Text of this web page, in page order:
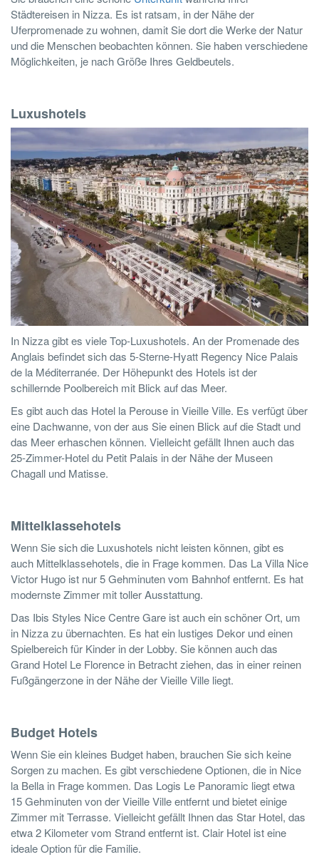
Städtereisen in Nizza. Es ist ratsam, in der Nähe der
Uferpromenade zu wohnen, damit Sie dort die Werke der Natur
und die Menschen beobachten können. Sie haben verschiedene
Möglichkeiten, je nach Größe Ihres Geldbeutels.
Luxushotels
In Nizza gibt es viele Top-Luxushotels. An der Promenade des
Anglais befindet sich das 5-Sterne-Hyatt Regency Nice Palais
de la Méditerranée. Der Höhepunkt des Hotels ist der
schillernde Poolbereich mit Blick auf das Meer.
Es gibt auch das Hotel la Perouse in Vieille Ville. Es verfügt über
eine Dachwanne, von der aus Sie einen Blick auf die Stadt und
das Meer erhaschen können. Vielleicht gefällt Ihnen auch das
25-Zimmer-Hotel du Petit Palais in der Nähe der Museen
Chagall und Matisse.
Mittelklassehotels
Wenn Sie sich die Luxushotels nicht leisten können, gibt es
auch Mittelklassehotels, die in Frage kommen. Das La Villa Nice
Victor Hugo ist nur 5 Gehminuten vom Bahnhof entfernt. Es hat
modernste Zimmer mit toller Ausstattung.
Das Ibis Styles Nice Centre Gare ist auch ein schöner Ort, um
in Nizza zu übernachten. Es hat ein lustiges Dekor und einen
Spielbereich für Kinder in der Lobby. Sie können auch das
Grand Hotel Le Florence in Betracht ziehen, das in einer reinen
Fußgängerzone in der Nähe der Vieille Ville liegt.
Budget Hotels
Wenn Sie ein kleines Budget haben, brauchen Sie sich keine
Sorgen zu machen. Es gibt verschiedene Optionen, die in Nice
la Bella in Frage kommen. Das Logis Le Panoramic liegt etwa
15 Gehminuten von der Vieille Ville entfernt und bietet einige
Zimmer mit Terrasse. Vielleicht gefällt Ihnen das Star Hotel, das
etwa 2 Kilometer vom Strand entfernt ist. Clair Hotel ist eine
ideale Option für die Familie.